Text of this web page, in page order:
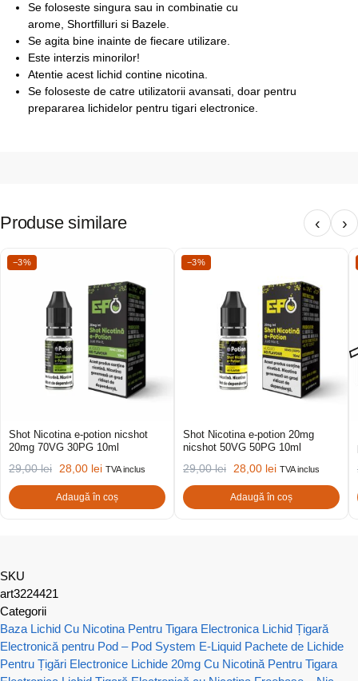
Se foloseste singura sau in combinatie cu
arome, Shortfilluri si Bazele.
Se agita bine inainte de fiecare utilizare.
Este interzis minorilor!
Atentie acest lichid contine nicotina.
Se foloseste de catre utilizatorii avansati, doar pentru
prepararea lichidelor pentru tigari electronice.
Produse similare ‹ ›
−3%
Shot Nicotina e-potion nicshot
20mg 70VG 30PG 10ml
29,00lei 28,00 lei TVA inclus
Adaugă în coș
−3%
Shot Nicotina e-potion 20mg
nicshot 50VG 50PG 10ml
29,00lei 28,00 lei TVA inclus
Adaugă în coș
SKU
art3224421
Categorii
Baza Lichid Cu Nicotina Pentru Tigara Electronica Lichid Țigară
Electronică pentru Pod – Pod System E-Liquid Pachete de Lichide
Pentru Țigări Electronice Lichide 20mg Cu Nicotină Pentru Tigara